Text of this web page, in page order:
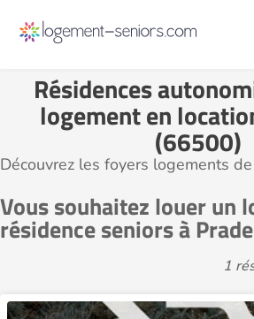
Résidences
logement en
(66500)
Découvrez les foyers logements
Vous souhaitez louer un
résidence seniors à
1